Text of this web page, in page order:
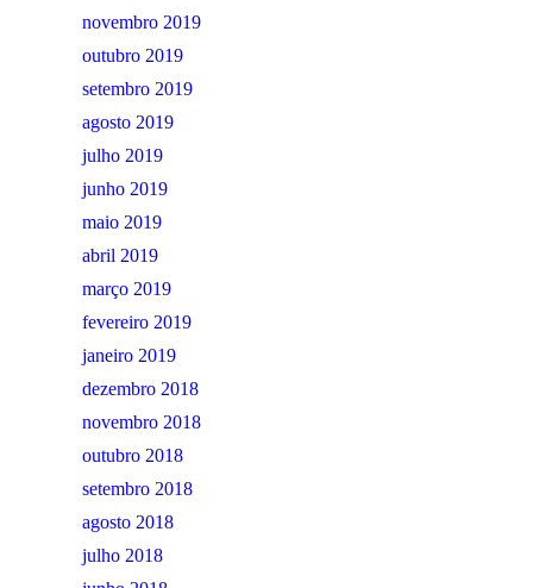
novembro 2019
outubro 2019
setembro 2019
agosto 2019
julho 2019
junho 2019
maio 2019
abril 2019
março 2019
fevereiro 2019
janeiro 2019
dezembro 2018
novembro 2018
outubro 2018
setembro 2018
agosto 2018
julho 2018